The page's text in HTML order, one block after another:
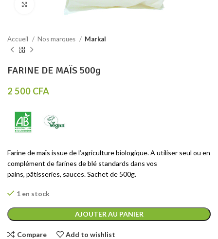
Click to enlarge
Accueil Nos marques Markal
FARINE DE MAÏS 500g
2 500 CFA
Farine de maïs issue de l’agriculture biologique. A utiliser seul ou en
complément de farines de blé standards dans vos
pains, pâtisseries, sauces. Sachet de 500g.
1 en stock
AJOUTER AU PANIER
Compare Add to wishlist